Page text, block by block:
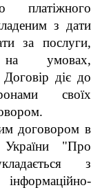
платіжного
з дати
за послуги,
на умовах,
Договір діє до
своїх
договором в
України "Про
з